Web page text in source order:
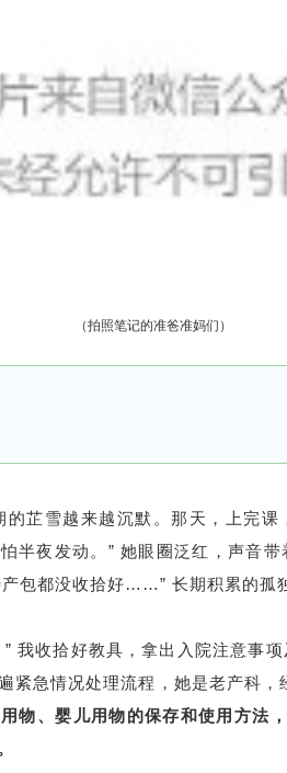
（拍照笔记的准爸准妈们）
的芷雪越来越沉默。那天，上完课
半夜发动。” 她眼圈泛红，声音带
包都没收拾好……” 长期积累的孤
我收拾好教具，拿出入院注意事项
紧急情况处理流程，她是老产科
物、婴儿用物的保存和使用方法